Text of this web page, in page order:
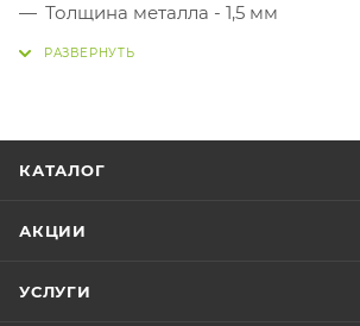
Толщина металла - 1,5 мм
Высота с защитной сеткой - 254 см
КАТАЛОГ
АКЦИИ
УСЛУГИ